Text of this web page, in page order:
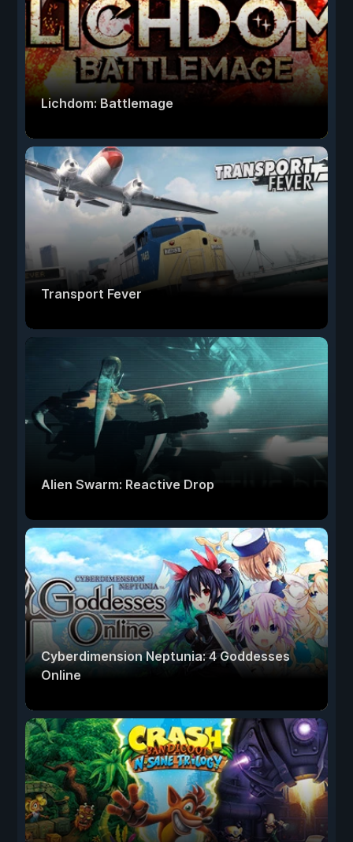
Lichdom: Battlemage
Transport Fever
Alien Swarm: Reactive Drop
Cyberdimension Neptunia: 4 Goddesses
Online